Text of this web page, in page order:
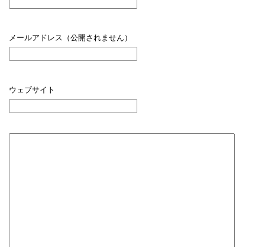
メールアドレス（公開されません）
ウェブサイト